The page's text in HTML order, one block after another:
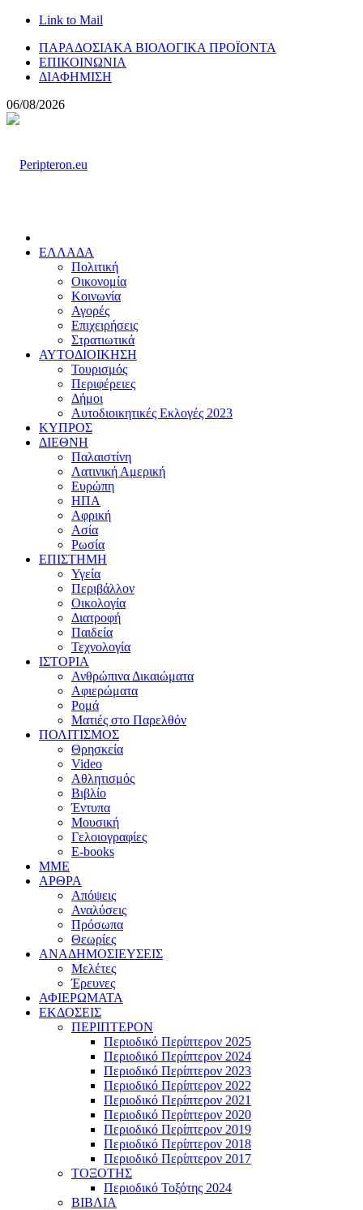
Link to Mail
ΠΑΡΑΔΟΣΙΑΚΑ ΒΙΟΛΟΓΙΚΑ ΠΡΟΪΟΝΤΑ
ΕΠΙΚΟΙΝΩΝΙΑ
ΔΙΑΦΗΜΙΣΗ
06/08/2026
ΕΛΛΑΔΑ
Πολιτική
Οικονομία
Κοινωνία
Αγορές
Επιχειρήσεις
Στρατιωτικά
ΑΥΤΟΔΙΟΙΚΗΣΗ
Τουρισμός
Περιφέρειες
Δήμοι
Αυτοδιοικητικές Εκλογές 2023
ΚΥΠΡΟΣ
ΔΙΕΘΝΗ
Παλαιστίνη
Λατινική Αμερική
Ευρώπη
ΗΠΑ
Αφρική
Ασία
Ρωσία
ΕΠΙΣΤΗΜΗ
Υγεία
Περιβάλλον
Οικολογία
Διατροφή
Παιδεία
Τεχνολογία
ΙΣΤΟΡΙΑ
Ανθρώπινα Δικαιώματα
Αφιερώματα
Ρομά
Ματιές στο Παρελθόν
ΠΟΛΙΤΙΣΜΟΣ
Θρησκεία
Video
Αθλητισμός
Βιβλίο
Έντυπα
Μουσική
Γελοιογραφίες
E-books
MME
ΑΡΘΡΑ
Απόψεις
Αναλύσεις
Πρόσωπα
Θεωρίες
ΑΝΑΔΗΜΟΣΙΕΥΣΕΙΣ
Μελέτες
Έρευνες
ΑΦΙΕΡΩΜΑΤΑ
ΕΚΔΟΣΕΙΣ
ΠΕΡΙΠΤΕΡΟΝ
Περιοδικό Περίπτερον 2025
Περιοδικό Περίπτερον 2024
Περιοδικό Περίπτερον 2023
Περιοδικό Περίπτερον 2022
Περιοδικό Περίπτερον 2021
Περιοδικό Περίπτερον 2020
Περιοδικό Περίπτερον 2019
Περιοδικό Περίπτερον 2018
Περιοδικό Περίπτερον 2017
ΤΟΞΟΤΗΣ
Περιοδικό Τοξότης 2024
ΒΙΒΛΙΑ